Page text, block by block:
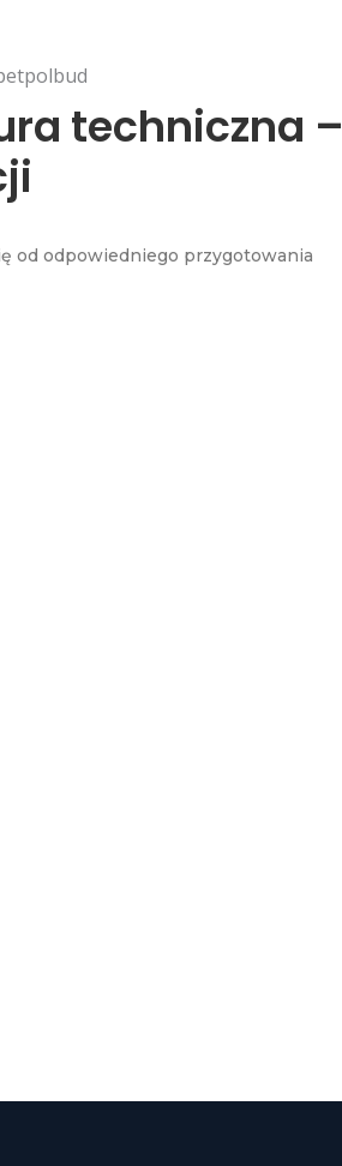
techniczna –
od odpowiedniego przygotowania